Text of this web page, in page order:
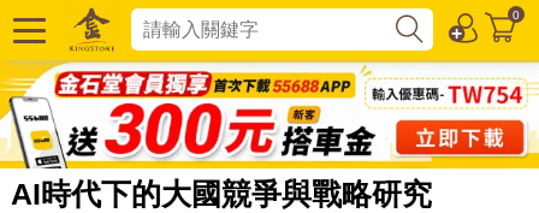
0
AI時代下的大國競爭與戰略研究